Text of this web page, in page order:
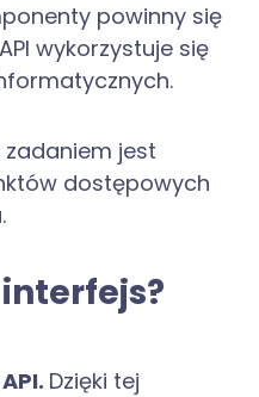
powinny się
wykorzystuje się
zadaniem jest
dostępowych
Dzięki tej